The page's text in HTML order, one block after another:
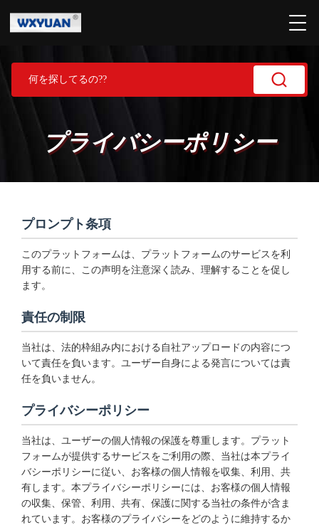
プライバシーポリシー
プロンプト条項
このプラットフォームは、プラットフォームのサービスを利
用する前に、この声明を注意深く読み、理解することを促し
ます。
責任の制限
当社は、法的枠組み内における自社アップロードの内容につ
いて責任を負います。ユーザー自身による発言については責
任を負いません。
プライバシーポリシー
当社は、ユーザーの個人情報の保護を尊重します。プラット
フォームが提供するサービスをご利用の際、当社は本プライ
バシーポリシーに従い、お客様の個人情報を収集、利用、共
有します。本プライバシーポリシーには、お客様の個人情報
の収集、保管、利用、共有、保護に関する当社の条件が含ま
れています。お客様のプライバシーをどのように維持するか